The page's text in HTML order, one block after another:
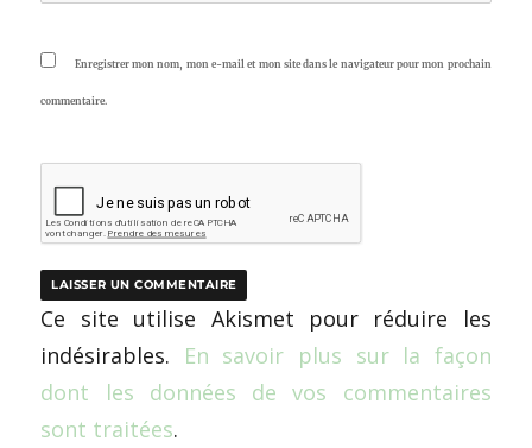
Enregistrer mon nom, mon e-mail et mon site dans le navigateur pour mon prochain
commentaire.
Ce site utilise Akismet pour réduire les
indésirables. En savoir plus sur la façon
dont les données de vos commentaires
sont traitées.